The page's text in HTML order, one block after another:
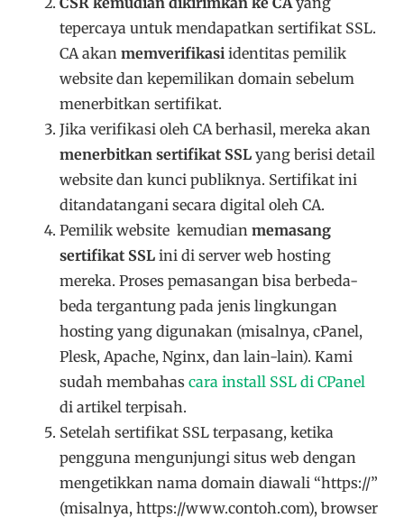
tepercaya untuk mendapatkan sertifikat SSL.
CA akanmemverifikasiidentitas pemilik
website dan kepemilikan domain sebelum
menerbitkan sertifikat.
Jika verifikasi oleh CA berhasil, mereka akan
menerbitkan sertifikat SSL yang berisi detail
website dan kunci publiknya. Sertifikat ini
ditandatangani secara digital oleh CA.
Pemilik website kemudianmemasang
sertifikat SSL ini di server web hosting
mereka. Proses pemasangan bisa berbeda-
beda tergantung pada jenis lingkungan
hosting yang digunakan (misalnya, cPanel,
Plesk, Apache, Nginx, dan lain-lain). Kami
sudah membahascara install SSL di CPanel
di artikel terpisah.
Setelah sertifikat SSL terpasang, ketika
pengguna mengunjungi situs web dengan
mengetikkan nama domain diawali “https://”
(misalnya, https://www.contoh.com), browser